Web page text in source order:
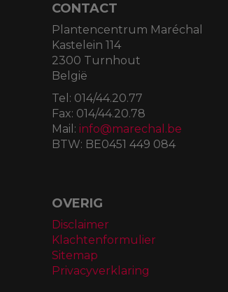
CONTACT
Plantencentrum Maréchal
Kastelein 114
2300 Turnhout
België
Tel: 014/44.20.77
Fax: 014/44.20.78
Mail: info@marechal.be
BTW: BE0451 449 084
OVERIG
Disclaimer
Klachtenformulier
Sitemap
Privacyverklaring